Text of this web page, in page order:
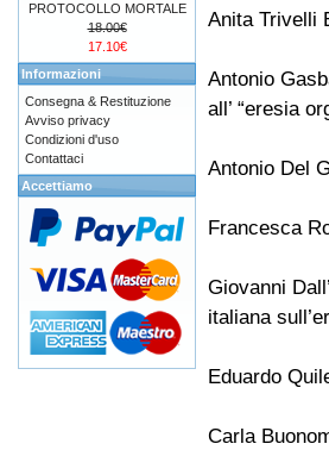
Anita Trivelli
Antonio
all’ “eresia
Antonio Del
Francesca
Giovanni
italiana
Eduardo
Carla
PROTOCOLLO MORTALE
18.00€
17.10€
Informazioni
Consegna & Restituzione
Avviso privacy
Condizioni d'uso
Contattaci
Accettiamo